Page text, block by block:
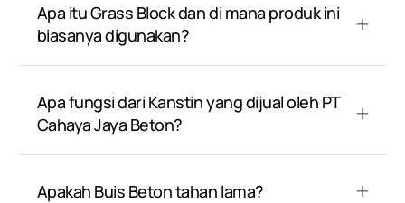
Apa itu Grass Block dan di mana produk ini
biasanya digunakan?
Apa fungsi dari Kanstin yang dijual oleh PT
Cahaya Jaya Beton?
Apakah Buis Beton tahan lama?